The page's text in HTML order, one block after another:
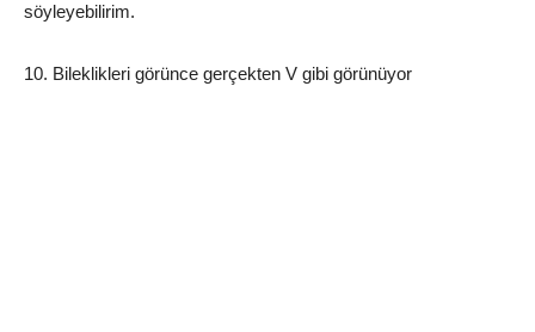
söyleyebilirim.
10. Bileklikleri görünce gerçekten V gibi görünüyor